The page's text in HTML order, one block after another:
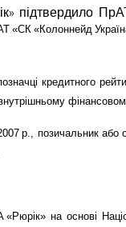
підтвердило
«СК «Колоннейд
кредитного
р., позичальник або
«Рюрік» на основі